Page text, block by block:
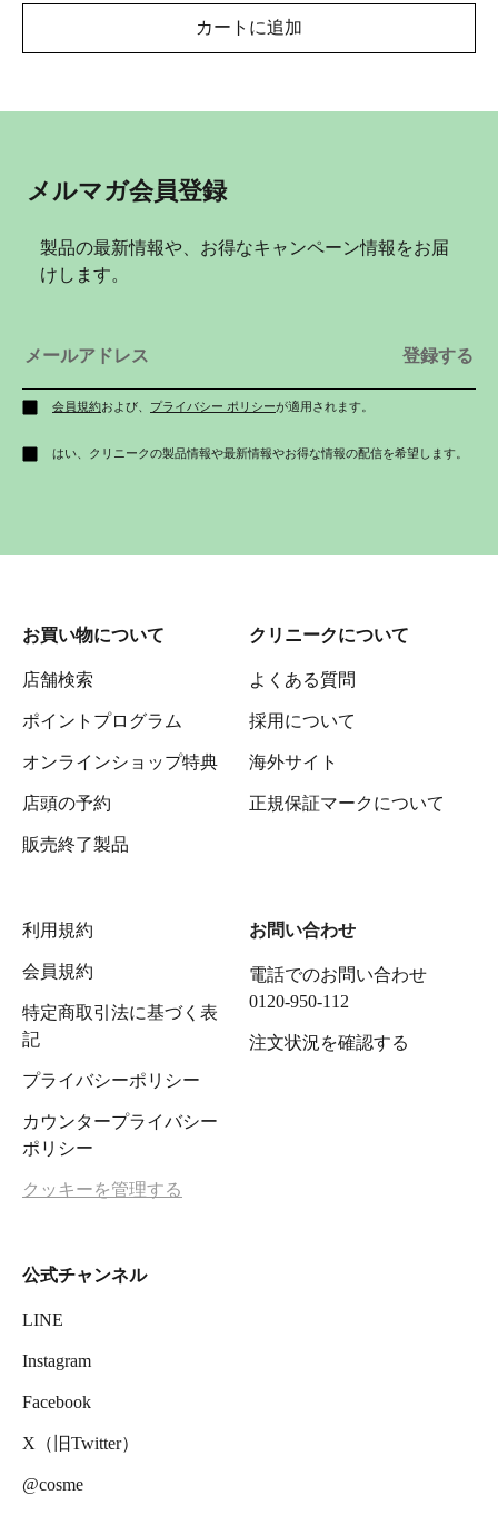
カートに追加
メルマガ会員登録
製品の最新情報や、お得なキャンペーン情報をお届
けします。
会員規約および、 プライバシー ポリシーが適用されます。
はい、クリニークの製品情報や最新情報やお得な情報の配信を希望します。
お買い物について
店舗検索
ポイントプログラム
オンラインショップ特典
店頭の予約
販売終了製品
クリニークについて
よくある質問
採用について
海外サイト
正規保証マークについて
利用規約
会員規約
特定商取引法に基づく表
記
プライバシーポリシー
カウンタープライバシー
ポリシー
クッキーを管理する
お問い合わせ
電話でのお問い合わせ
0120-950-112
注文状況を確認する
公式チャンネル
LINE
Instagram
Facebook
X（旧Twitter）
@cosme